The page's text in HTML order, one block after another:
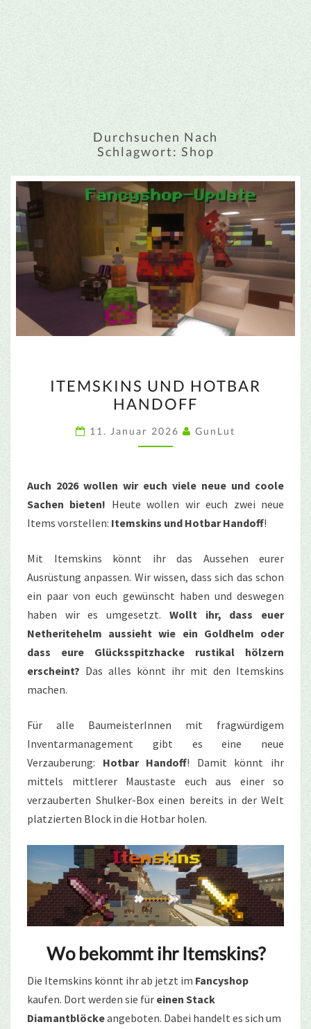
Durchsuchen Nach
Schlagwort: Shop
UND
HOTBAR
HANDOFF
ITEMSKINS UND HOTBAR
HANDOFF
11. Januar 2026 GunLut
Auch 2026 wollen wir euch viele neue und coole
Sachen bieten! Heute wollen wir euch zwei neue
Items vorstellen: Itemskins und Hotbar Handoff!
Mit Itemskins könnt ihr das Aussehen eurer
Ausrüstung anpassen. Wir wissen, dass sich das schon
ein paar von euch gewünscht haben und deswegen
haben wir es umgesetzt. Wollt ihr, dass euer
Netheritehelm aussieht wie ein Goldhelm oder
dass eure Glücksspitzhacke rustikal hölzern
erscheint? Das alles könnt ihr mit den Itemskins
machen.
Für alle BaumeisterInnen mit fragwürdigem
Inventarmanagement gibt es eine neue
Verzauberung: Hotbar Handoff! Damit könnt ihr
mittels mittlerer Maustaste euch aus einer so
verzauberten Shulker-Box einen bereits in der Welt
platzierten Block in die Hotbar holen.
Wo bekommt ihr Itemskins?
Die Itemskins könnt ihr ab jetzt im Fancyshop
kaufen. Dort werden sie für einen Stack
Diamantblöckeangeboten. Dabei handelt es sich um